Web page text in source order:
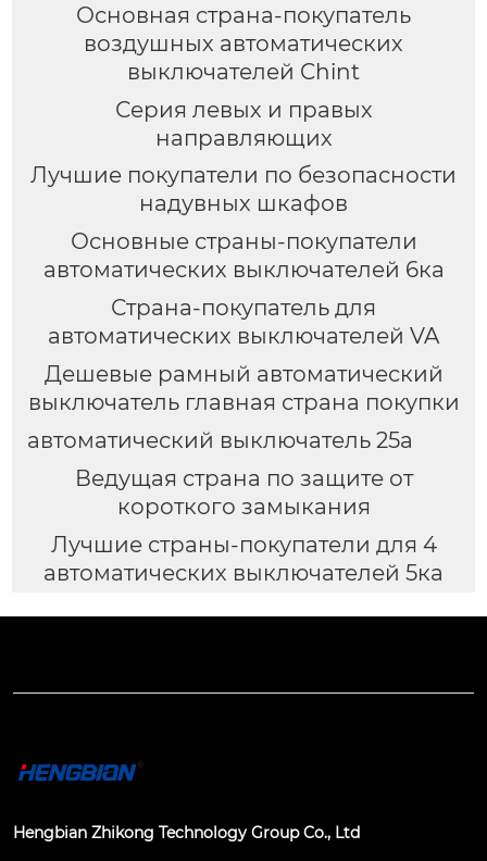
Основная страна-покупатель
воздушных автоматических
выключателей Chint
Серия левых и правых
направляющих
Лучшие покупатели по безопасности
надувных шкафов
Основные страны-покупатели
автоматических выключателей 6ка
Страна-покупатель для
автоматических выключателей VA
Дешевые рамный автоматический
выключатель главная страна покупки
автоматический выключатель 25а
Ведущая страна по защите от
короткого замыкания
Лучшие страны-покупатели для 4
автоматических выключателей 5ка
Hengbian Zhikong Technology Group Co., Ltd